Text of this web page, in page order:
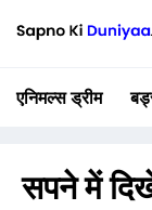
एनिमल्स ड्रीम
सपने में दिखे